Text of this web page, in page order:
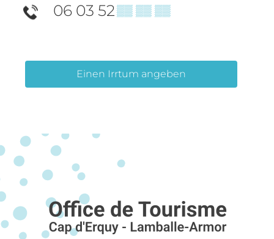
06 03 52▒▒ ▒▒ ▒▒
Einen Irrtum angeben